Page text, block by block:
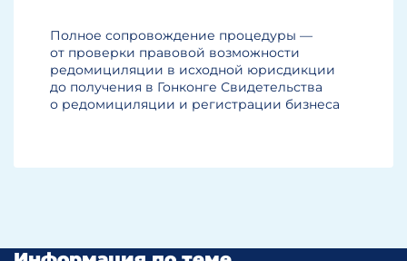
Полное сопровождение процедуры —
от проверки правовой возможности
редомициляции в исходной юрисдикции
до получения в Гонконге Свидетельства
о редомициляции и регистрации бизнеса